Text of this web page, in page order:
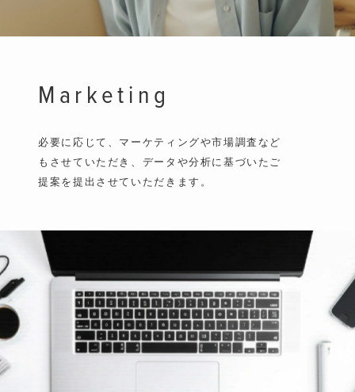
Marketing
必要に応じて、マーケティングや市場調査など
もさせていただき、データや分析に基づいたご
提案を提出させていただきます。